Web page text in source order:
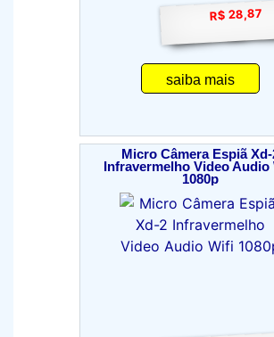
R$ 28,87
saiba mais
Micro Câmera Espiã Xd-
Infravermelho Video Audio
1080p